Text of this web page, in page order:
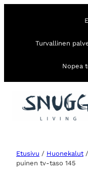
Turvallinen
Nopea
Etusivu / Huonekalut /
puinen tv-taso 145